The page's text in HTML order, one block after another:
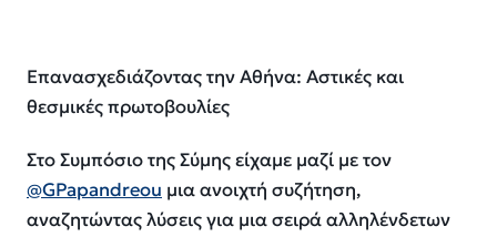
Επανασχεδιάζοντας την Αθήνα: Αστικές και
θεσμικές πρωτοβουλίες
Στο Συμπόσιο της Σύμης είχαμε μαζί με τον
@GPapandreou μια ανοιχτή συζήτηση,
αναζητώντας λύσεις για μια σειρά αλληλένδετων